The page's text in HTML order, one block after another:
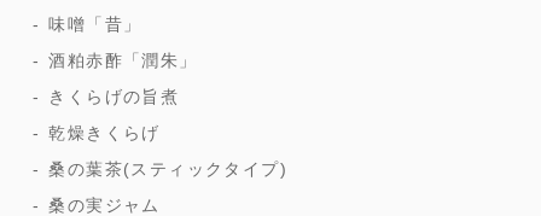
味噌「昔」
酒粕赤酢「潤朱」
きくらげの旨煮
乾燥きくらげ
桑の葉茶(スティックタイプ)
桑の実ジャム